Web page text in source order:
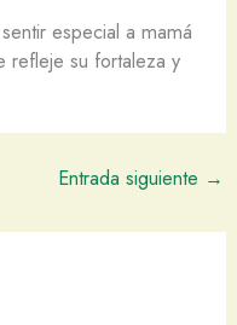
especial a mamá
refleje su fortaleza y
Entrada siguiente →